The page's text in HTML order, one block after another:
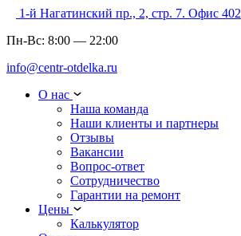
1-й Нагатинский пр., 2, стр. 7. Офис 402
Пн-Вс: 8:00 — 22:00
info@centr-otdelka.ru
О нас
Наша команда
Наши клиенты и партнеры
Отзывы
Вакансии
Вопрос-ответ
Сотрудничество
Гарантии на ремонт
Цены
Калькулятор